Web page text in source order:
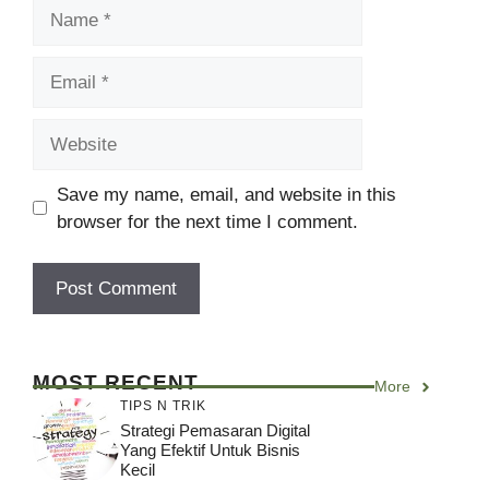
Save my name, email, and website in this
browser for the next time I comment.
MOST RECENT More
TIPS N TRIK
Strategi Pemasaran Digital
Yang Efektif Untuk Bisnis
Kecil